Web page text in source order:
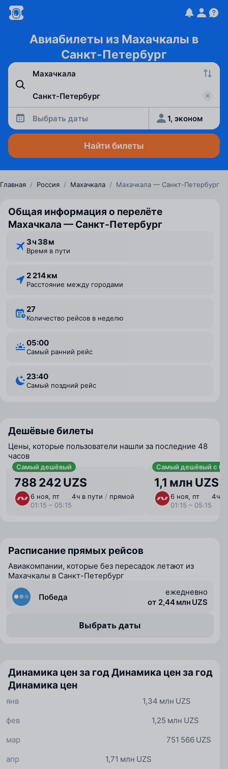
Авиабилеты из Махачкалы в
Санкт-Петербург
Выбрать даты 1, эконом
Найти билеты
Главная / Россия / Махачкала / Махачкала — Санкт-Петербург
Общая информация о перелёте
Махачкала — Санкт‑Петербург
3 ⁠ч 38 ⁠м
Время в пути
2 214 км
Расстояние между городами
27
Количество рейсов в неделю
05:00
Самый ранний рейс
23:40
Самый поздний рейс
Дешёвые билеты
Цены, которые пользователи нашли за последние 48
часов
Самый дешёвый
788 242 UZS
6 ноя, пт
01:15 – 05:15
4 ⁠ч в пути / прямой
Самый дешёвый с
1,1 млн UZS
6 ноя, пт
01:15 – 05:15
4 ⁠ч
Расписание прямых рейсов
Авиакомпании, которые без пересадок летают из
Махачкалы в Санкт-Петербург
Победа
ежедневно
от 2,44 млн UZS
Выбрать даты
Динамика цен за годДинамика цен за год
Динамика цен
1,34 млн UZS
янв
1,25 млн UZS
фев
751 566 UZS
мар
1,71 млн UZS
апр